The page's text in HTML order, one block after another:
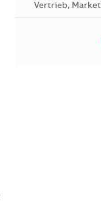
Kategorie
Vertrieb,